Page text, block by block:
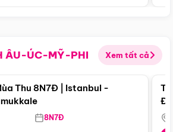
ÂU-ÚC-MỸ-PHI Xem tất cả
Điểm nổi bật
Thu 8N7Đ | Istanbul -
8N7Đ